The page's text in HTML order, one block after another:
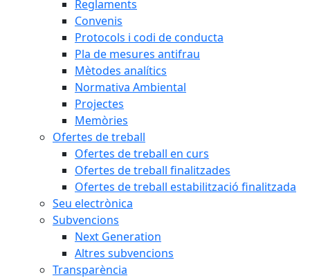
Reglaments
Convenis
Protocols i codi de conducta
Pla de mesures antifrau
Mètodes analítics
Normativa Ambiental
Projectes
Memòries
Ofertes de treball
Ofertes de treball en curs
Ofertes de treball finalitzades
Ofertes de treball estabilització finalitzada
Seu electrònica
Subvencions
Next Generation
Altres subvencions
Transparència